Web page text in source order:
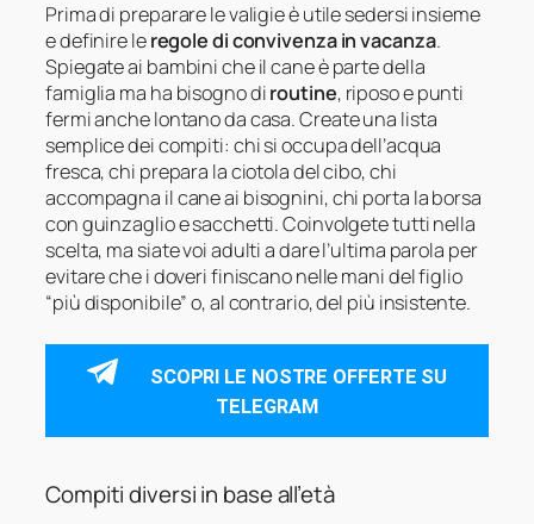
Prima di preparare le valigie è utile sedersi insieme
e definire leregole di convivenza in vacanza.
Spiegate ai bambini che il cane è parte della
famiglia ma ha bisogno diroutine, riposo e punti
fermi anche lontano da casa. Create una lista
semplice dei compiti: chi si occupa dell’acqua
fresca, chi prepara la ciotola del cibo, chi
accompagna il cane ai bisognini, chi porta la borsa
con guinzaglio e sacchetti. Coinvolgete tutti nella
scelta, ma siate voi adulti a dare l’ultima parola per
evitare che i doveri finiscano nelle mani del figlio
“più disponibile” o, al contrario, del più insistente.
SCOPRI LE NOSTRE OFFERTE SU
TELEGRAM
Compiti diversi in base all’età